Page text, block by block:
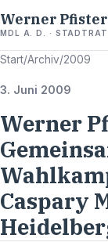
Werner
MDL A. D. · STADTRAT
Start/Archiv/2009
3. Juni 2009
Werner
Caspary